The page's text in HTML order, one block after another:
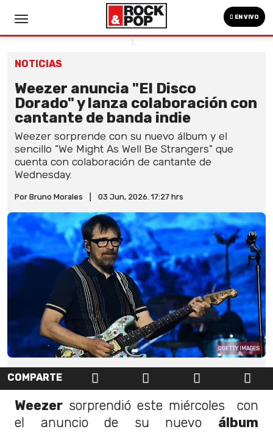
EN VIVO
NOTICIAS
Weezer anuncia "El Disco
Dorado" y lanza colaboración con
cantante de banda indie
Weezer sorprende con su nuevo álbum y el
sencillo "We Might As Well Be Strangers" que
cuenta con colaboración de cantante de
Wednesday.
Por Bruno Morales 03 Jun, 2026. 17:27 hrs
GETTY IMAGES
COMPARTE
Weezer sorprendió este miércoles con
el anuncio de su nuevo álbum